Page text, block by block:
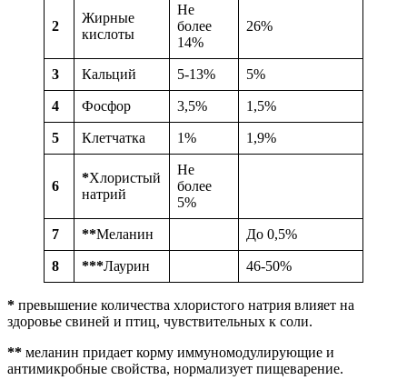
2
Жирные
кислоты
Не
более
14%
26%
3 Кальций 5-13% 5%
4 Фосфор 3,5% 1,5%
5 Клетчатка 1% 1,9%
6
*Хлористый
натрий
Не
более
5%
7 **Меланин До 0,5%
8 ***Лаурин 46-50%
* превышение количества хлористого натрия влияет на
здоровье свиней и птиц, чувствительных к соли.
** меланин придает корму иммуномодулирующие и
антимикробные свойства, нормализует пищеварение.